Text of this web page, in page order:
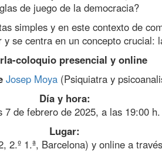
de juego de la democracia?
simples y en este contexto de
se centra en un concepto crucial:
coloquio presencial y online
Josep Moya(Psiquiatra y
Día y hora:
7 de febrero de 2025, a las 19:00 h.
Lugar:
2.º 1.ª, Barcelona) y online a